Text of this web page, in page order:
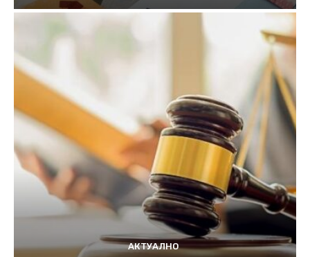
АКТУАЛНО